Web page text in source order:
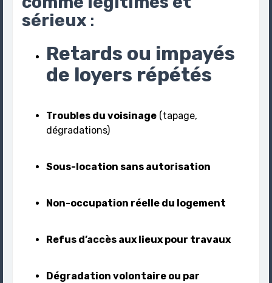
sérieux :
Retards ou impayés
de loyers répétés
Troubles du voisinage (tapage,
dégradations)
Sous-location sans autorisation
Non-occupation réelle du logement
Refus d’accès aux lieux pour travaux
Dégradation volontaire ou par